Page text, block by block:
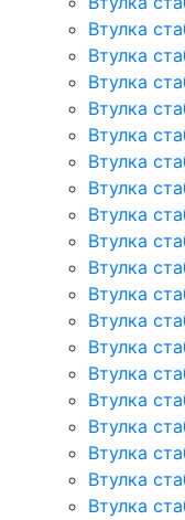
Втулка
Втулка
Втулка
Втулка
Втулка
Втулка
Втулка
Втулка
Втулка
Втулка
Втулка
Втулка
Втулка
Втулка
Втулка
Втулка
Втулка
Втулка
Втулка